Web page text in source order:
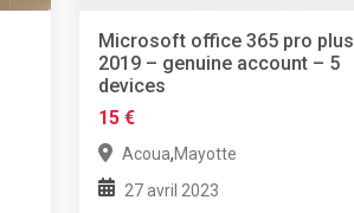
Microsoft office 365 pro plus
2019 – genuine account – 5
devices
15 €
Acoua,Mayotte
27 avril 2023